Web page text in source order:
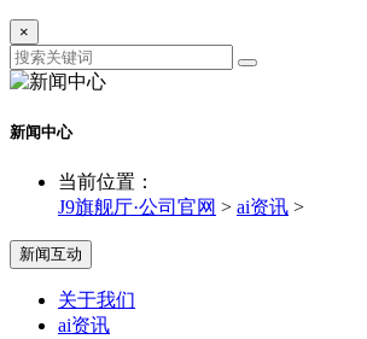
×
新闻中心
当前位置：
J9旗舰厅·公司官网 > ai资讯 >
新闻互动
关于我们
ai资讯